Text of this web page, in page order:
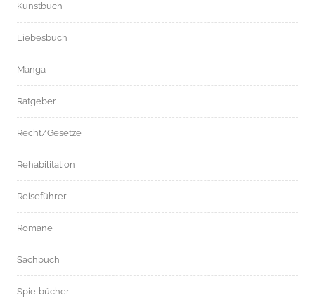
Kunstbuch
Liebesbuch
Manga
Ratgeber
Recht/Gesetze
Rehabilitation
Reiseführer
Romane
Sachbuch
Spielbücher